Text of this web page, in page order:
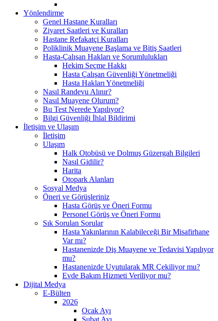
Yönlendirme
Genel Hastane Kuralları
Ziyaret Saatleri ve Kuralları
Hastane Refakatçi Kuralları
Poliklinik Muayene Başlama ve Bitiş Saatleri
Hasta-Çalışan Hakları ve Sorumlulukları
Hekim Seçme Hakkı
Hasta Çalışan Güvenliği Yönetmeliği
Hasta Hakları Yönetmeliği
Nasıl Randevu Alınır?
Nasıl Muayene Olurum?
Bu Test Nerede Yapılıyor?
Bilgi Güvenliği İhlal Bildirimi
İletişim ve Ulaşım
İletişim
Ulaşım
Halk Otobüsü ve Dolmuş Güzergah Bilgileri
Nasıl Gidilir?
Harita
Otopark Alanları
Sosyal Medya
Öneri ve Görüşleriniz
Hasta Görüş ve Öneri Formu
Personel Görüş ve Öneri Formu
Sık Sorulan Sorular
Hasta Yakınlarının Kalabileceği Bir Misafirhane
Var mı?
Hastanenizde Diş Muayene ve Tedavisi Yapılıyor
mu?
Hastanenizde Uyutularak MR Çekiliyor mu?
Evde Bakım Hizmeti Veriliyor mu?
Dijital Medya
E-Bülten
2026
Ocak Ayı
Şubat Ayı